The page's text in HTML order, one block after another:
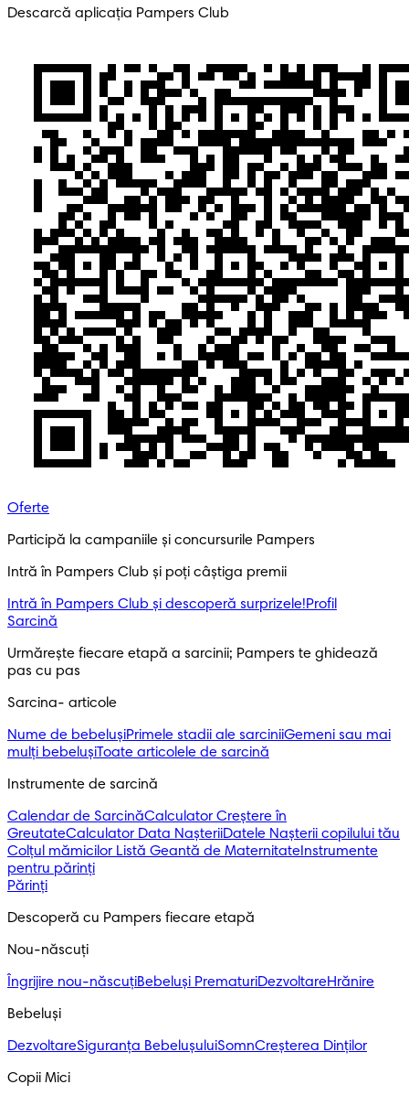
Descarcă aplicația Pampers Club
Oferte
Participă la campaniile și concursurile Pampers
Intră în Pampers Club și poți câștiga premii
Intră în Pampers Club și descoperă surprizele!​Profil
Sarcină
Urmărește fiecare etapă a sarcinii; Pampers te ghidează
pas cu pas
Sarcina- articole
Nume de bebelușiPrimele stadii ale sarciniiGemeni sau mai
mulți bebelușiToate articolele de sarcină
Instrumente de sarcină
Calendar de SarcinăCalculator Creștere în
GreutateCalculator Data NașteriiDatele Nașterii copilului tău
Colțul mămicilor Listă Geantă de Maternitate Instrumente
pentru părinți
Părinți
Descoperă cu Pampers fiecare etapă
Nou-născuți
Îngrijire nou-născuțiBebeluși PrematuriDezvoltareHrănire
Bebeluși
DezvoltareSiguranța BebelușuluiSomnCreșterea Dinților
Copii Mici